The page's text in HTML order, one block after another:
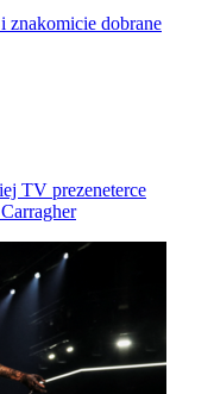
znakomicie dobrane
TV prezeneterce